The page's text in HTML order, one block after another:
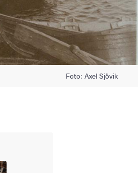
Foto: Axel Sjövik